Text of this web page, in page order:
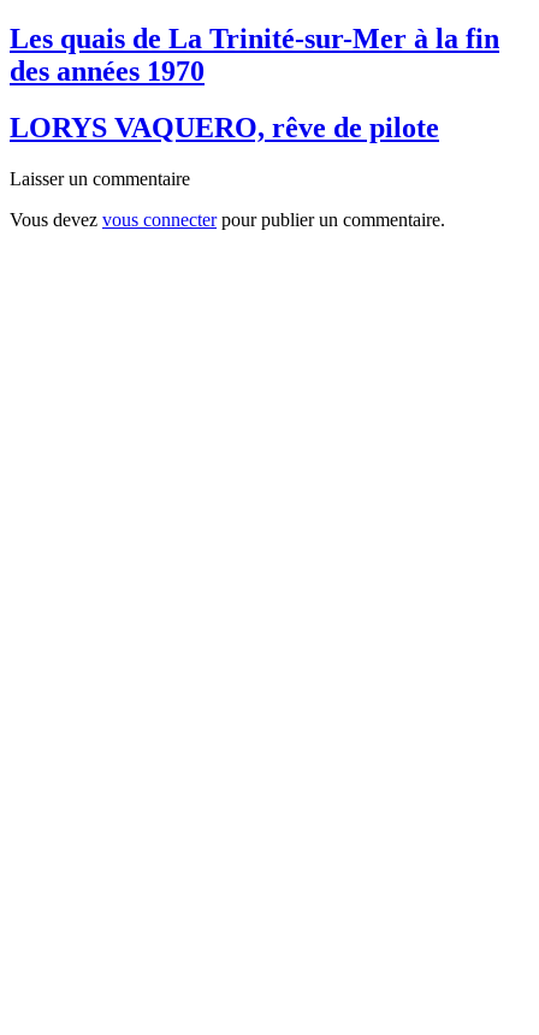
Les quais de La Trinité-sur-Mer à la fin
des années 1970
LORYS VAQUERO, rêve de pilote
Laisser un commentaire
Vous devez vous connecterpour publier un commentaire.